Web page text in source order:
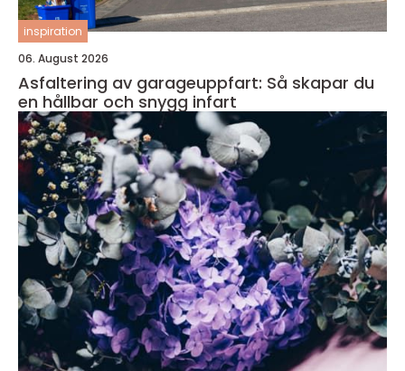
inspiration
06. August 2026
Asfaltering av garageuppfart: Så skapar du
en hållbar och snygg infart